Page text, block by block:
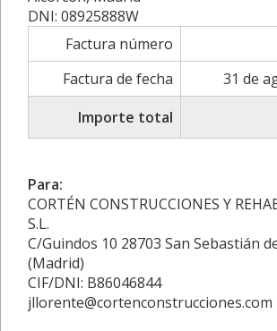
DNI: 08925888W
Factura número
Factura de fecha
31 de
Importe total
Para:
CORTÉN CONSTRUCCIONES Y
S.L.
C/Guindos 10 28703 San Sebastián
(Madrid)
CIF/DNI: B86046844
jllorente@cortenconstrucciones.com